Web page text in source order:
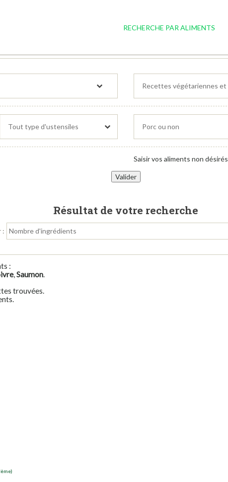
RECHERCHE PAR ALIMENTS
Saisir vos aliments non désirés
Résultat de votre recherche
:
:
,Saumon.
trouvées.